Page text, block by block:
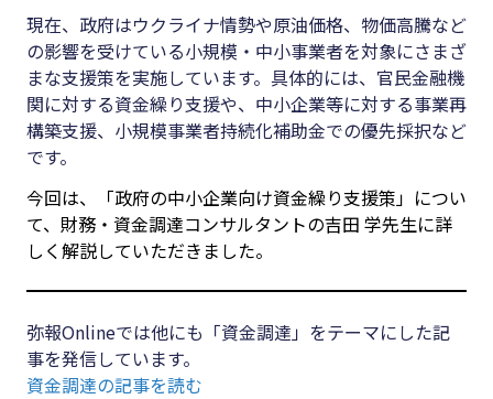
#生産性向上
#採用
#人材育成
#店舗経営
無料で会計ソフトを試す
#店舗経
#クラブ
オフ
現在、政府はウクライナ情勢や原油価格、物価高騰など
の影響を受けている小規模・中小事業者を対象にさまざ
まな支援策を実施しています。具体的には、官民金融機
関に対する資金繰り支援や、中小企業等に対する事業再
構築支援、小規模事業者持続化補助金での優先採択など
です。
今回は、「政府の中小企業向け資金繰り支援策」につい
て、財務・資金調達コンサルタントの吉田 学先生に詳
しく解説していただきました。
弥報Onlineでは他にも「資金調達」をテーマにした記
事を発信しています。
資金調達の記事を読む